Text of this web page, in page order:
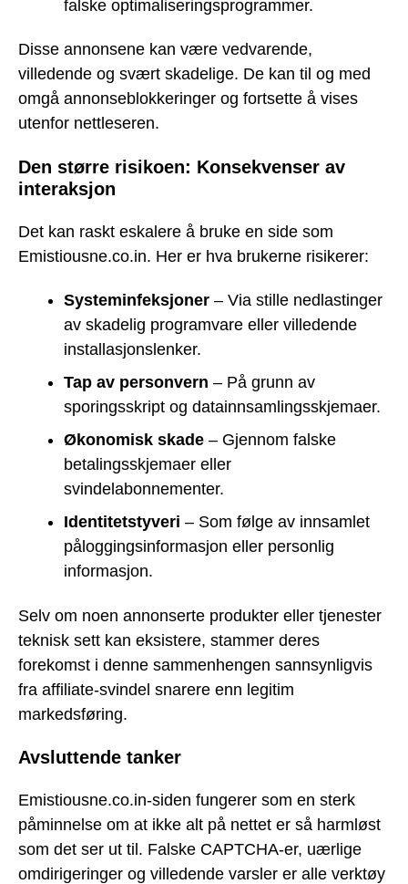
falske optimaliseringsprogrammer.
Disse annonsene kan være vedvarende,
villedende og svært skadelige. De kan til og med
omgå annonseblokkeringer og fortsette å vises
utenfor nettleseren.
Den større risikoen: Konsekvenser av
interaksjon
Det kan raskt eskalere å bruke en side som
Emistiousne.co.in. Her er hva brukerne risikerer:
Systeminfeksjoner – Via stille nedlastinger
av skadelig programvare eller villedende
installasjonslenker.
Tap av personvern – På grunn av
sporingsskript og datainnsamlingsskjemaer.
Økonomisk skade – Gjennom falske
betalingsskjemaer eller
svindelabonnementer.
Identitetstyveri – Som følge av innsamlet
påloggingsinformasjon eller personlig
informasjon.
Selv om noen annonserte produkter eller tjenester
teknisk sett kan eksistere, stammer deres
forekomst i denne sammenhengen sannsynligvis
fra affiliate-svindel snarere enn legitim
markedsføring.
Avsluttende tanker
Emistiousne.co.in-siden fungerer som en sterk
påminnelse om at ikke alt på nettet er så harmløst
som det ser ut til. Falske CAPTCHA-er, uærlige
omdirigeringer og villedende varsler er alle verktøy